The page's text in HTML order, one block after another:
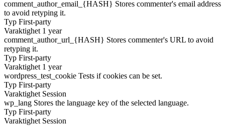
comment_author_email_{HASH} Stores commenter's email address
to avoid retyping it.
Typ First-party
Varaktighet 1 year
comment_author_url_{HASH} Stores commenter's URL to avoid
retyping it.
Typ First-party
Varaktighet 1 year
wordpress_test_cookie Tests if cookies can be set.
Typ First-party
Varaktighet Session
wp_lang Stores the language key of the selected language.
Typ First-party
Varaktighet Session